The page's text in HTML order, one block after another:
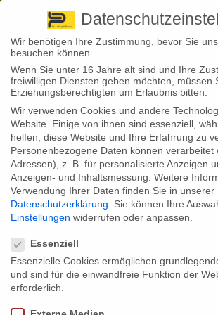
+ 49 3501 528571 |
Back to News
13
Juni
Stephan Fröhlich
Obliegenheiten
eindeutig formuliert sein
Ein Wohngebäudeversicherer wollte Leistungen
Obliegenheiten verletzt sah. Doch die Ausgestaltung
Obliegenheiten fehlte in den Bedingungen. Wie das
Fall entschied.
Erwartet ein Versicherer, dass bestimmte Wartungs-
Wir benötigen Ihre Zustimmung, bevor Sie
besuchen können.
Wenn Sie unter 16 Jahre alt sind und Ihre
freiwilligen Diensten geben möchten, müssen
Erziehungsberechtigten um Erlaubnis bitten.
Wir verwenden Cookies und andere
Website. Einige von ihnen sind essenziell,
helfen, diese Website und Ihre Erfahrung zu
Personenbezogene Daten können verarbeitet
Adressen), z. B. für personalisierte Anzeigen
Anzeigen- und Inhaltsmessung. Weitere
Verwendung Ihrer Daten finden Sie in unserer
Datenschutzerklärung
Sie können Ihre
Einstellungen widerrufen oder anpassen.
Essenziell
Essenzielle Cookies ermöglichen
und sind für die einwandfreie Funktion der
erforderlich.